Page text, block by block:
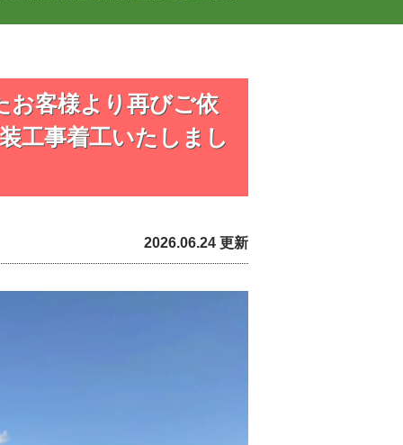
客様より再びご依
工事着工いたしまし
2026.06.24 更新